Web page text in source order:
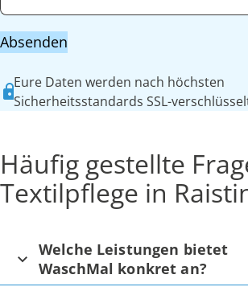
Absenden
Eure Daten werden nach höchsten
Sicherheitsstandards SSL-
Häufig gestellte
Textilpflege in
Welche Leistungen bietet
WaschMal konkret an?